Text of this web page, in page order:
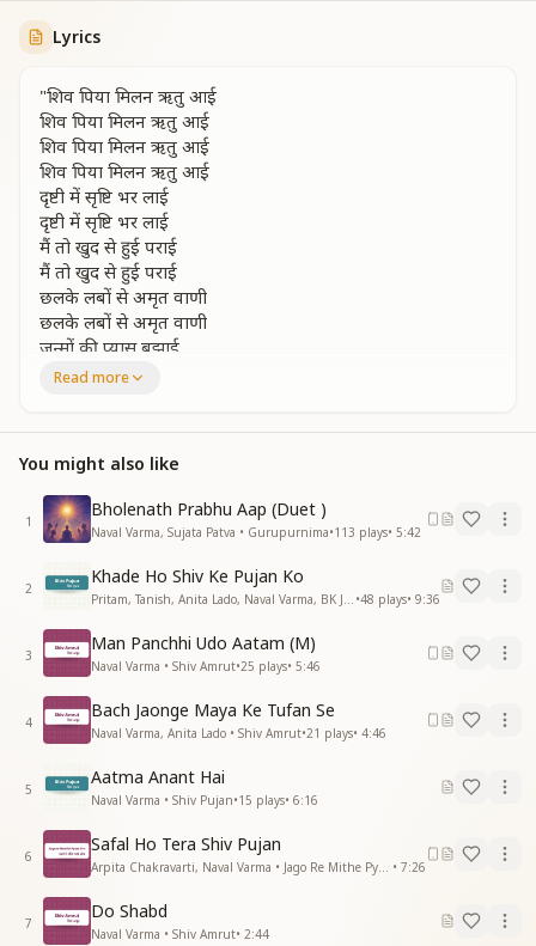
Lyrics
"शिव पिया मिलन ऋतु आई
शिव पिया मिलन ऋतु आई
शिव पिया मिलन ऋतु आई
शिव पिया मिलन ऋतु आई
दृष्टी में सृष्टि भर लाई
दृष्टी में सृष्टि भर लाई
मैं तो खुद से हुई पराई
मैं तो खुद से हुई पराई
छलके लबों से अमृत वाणी
छलके लबों से अमृत वाणी
जन्मों की प्यास बुझाई
शिव पिया मिलन ऋतु आई
अमृतवेला ब्रम्ह मुहूर्त
अमृतवेला ब्रम्ह मुहूर्त
मैं देखी पिया जी की सुरत
मैं देखी पिया जी की सुरत
सूर्य हजार ललाट लिए है
सूर्य हजार ललाट लिए है
सुरमई प्रभात लिए है
मैं खुद में खुदा समा लाई
मैं खुद में खुदा समा लाई
शिव पिया मिलन ऋतु आई
शिव पिया मिलन ऋतु आई
दादर मोर किसान को मन
लाग्यो रहे घनमाए
लाग्यो रहे घनमाए
अमृत बरसाए पियाज़ी
अमृत बरसाए पियाज़ी
धरणी रूप बसंत मनाए
धरणी रूप बसंत मनाए
Read more
You might also like
1
Bholenath Prabhu Aap (Duet )
Naval Varma, Sujata Patva • Gurupurnima•113 plays• 5:42
2
Khade Ho Shiv Ke Pujan Ko
•48 plays• 9:36
3
Man Panchhi Udo Aatam (M)
Naval Varma • Shiv Amrut•25 plays• 5:46
4
Bach Jaonge Maya Ke Tufan Se
Naval Varma, Anita Lado • Shiv Amrut•21 plays• 4:46
5
Aatma Anant Hai
Naval Varma • Shiv Pujan•15 plays• 6:16
6
Safal Ho Tera Shiv Pujan
• 7:26
7
Do Shabd
Naval Varma • Shiv Amrut• 2:44